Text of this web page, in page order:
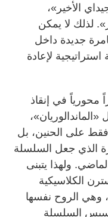
الأخير»،
لذلك لا يمكن
جديدة داخل
لإعادة
محورياً في إنقاذ
فقط على الحنين، بل
الذي جعل السلسلة
ولهذا يتبنى
الكلاسيكية
وهي الروح نفسها
السلسلة